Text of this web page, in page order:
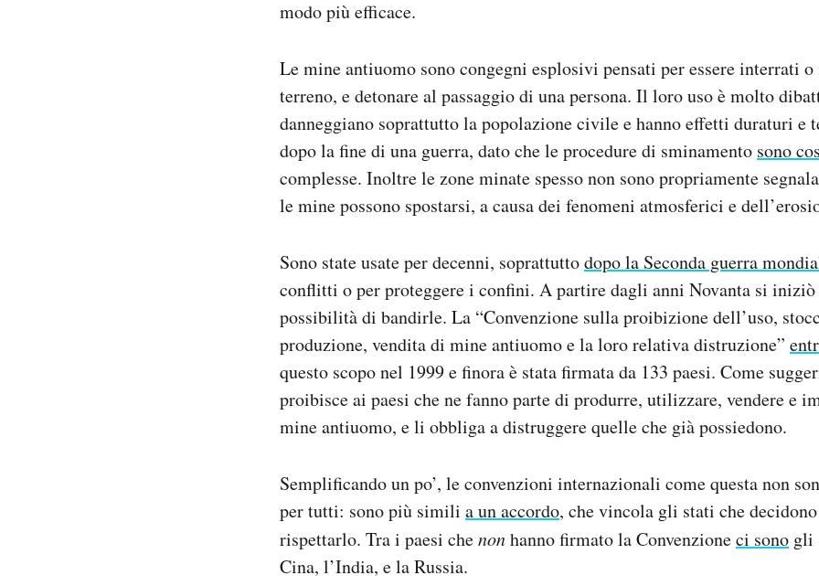
modo più efficace.
Le mine antiuomo sono congegni esplosivi pensati per essere interrati
terreno, e detonare al passaggio di una persona. Il loro uso è molto
danneggiano soprattutto la popolazione civile e hanno effetti duraturi e
dopo la fine di una guerra, dato che le procedure di sminamento sono
complesse. Inoltre le zone minate spesso non sono propriamente
le mine possono spostarsi, a causa dei fenomeni atmosferici e
Sono state usate per decenni, soprattuttodopo la Seconda guerra
conflitti o per proteggere i confini. A partire dagli anni Novanta si iniziò
possibilità di bandirle. La “Convenzione sulla proibizione dell’uso,
produzione, vendita di mine antiuomo e la loro relativa distruzione”
questo scopo nel 1999 e finora è stata firmata da 133 paesi. Come
proibisce ai paesi che ne fanno parte di produrre, utilizzare, vendere e
mine antiuomo, e li obbliga a distruggere quelle che già possiedono.
Semplificando un po’, le convenzioni internazionali come questa non
per tutti: sono più simili a un accordo, che vincola gli stati che
rispettarlo. Tra i paesi chenonhanno firmato la Convenzioneci sono gli
Cina, l’India, e la Russia.